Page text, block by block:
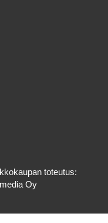
toteutus:
Oy